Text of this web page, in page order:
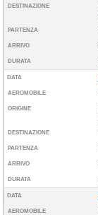
DESTINAZIONE
PARTENZA
ARRIVO
DURATA
DATA
AEROMOBILE
ORIGINE
DESTINAZIONE
PARTENZA
ARRIVO
DURATA
DATA
AEROMOBILE